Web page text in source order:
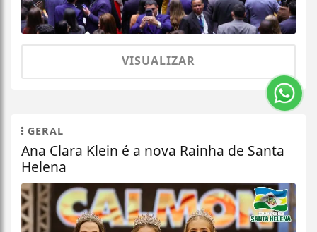
VISUALIZAR
GERAL
Ana Clara Klein é a nova Rainha de Santa
Helena